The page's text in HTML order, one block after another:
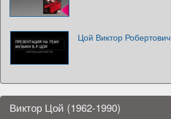
Цой Виктор Робертович
Виктор Цой (1962-1990)